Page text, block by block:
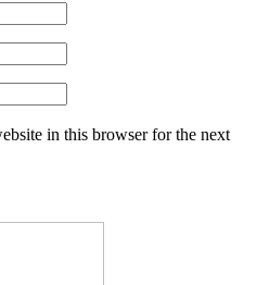
in this browser for the next